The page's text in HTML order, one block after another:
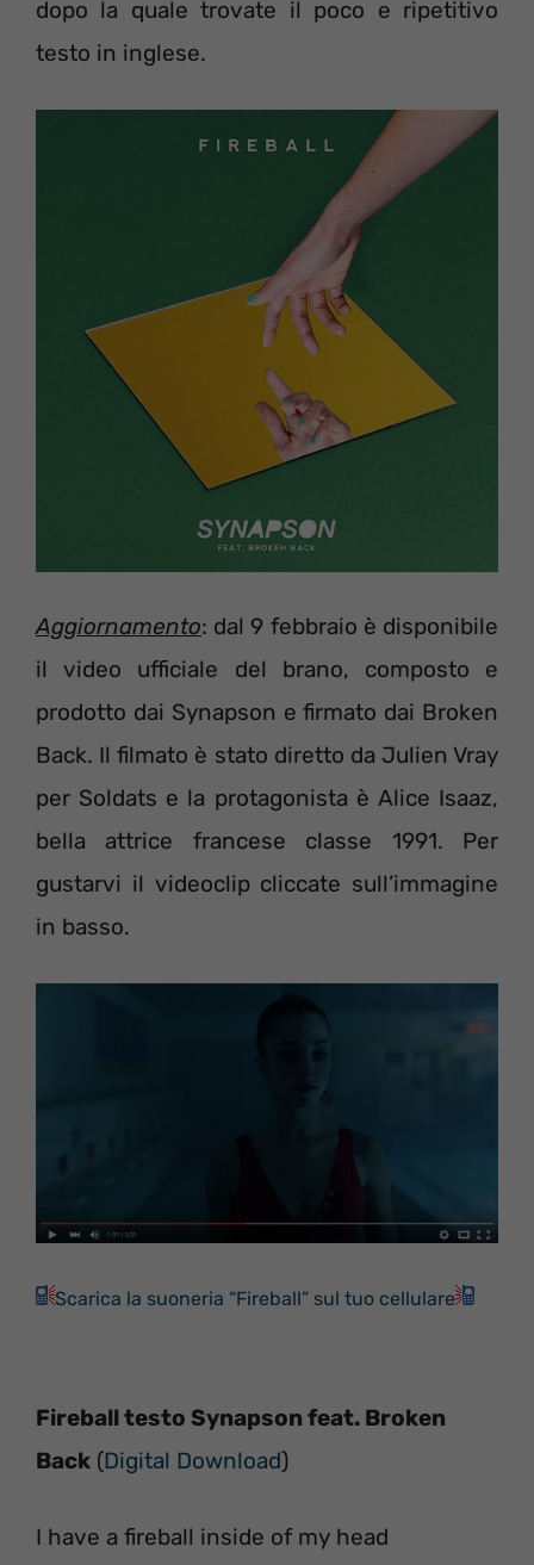
dopo la quale trovate il poco e ripetitivo
testo in inglese.
Aggiornamento: dal 9 febbraio è disponibile
il video ufficiale del brano, composto e
prodotto dai Synapson e firmato dai Broken
Back. Il filmato è stato diretto da Julien Vray
per Soldats e la protagonista è Alice Isaaz,
bella attrice francese classe 1991. Per
gustarvi il videoclip cliccate sull’immagine
in basso.
Scarica la suoneria “Fireball” sul tuo cellulare
Fireball testo Synapson feat. Broken
Back (Digital Download)
I have a fireball inside of my head